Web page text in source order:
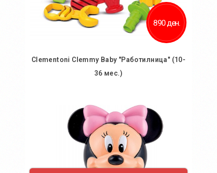
890 ден.
Clementoni Clemmy Baby "Работилница" (10-
36 мес.)
Во кошничка
Додај во желби
Додај за споредба